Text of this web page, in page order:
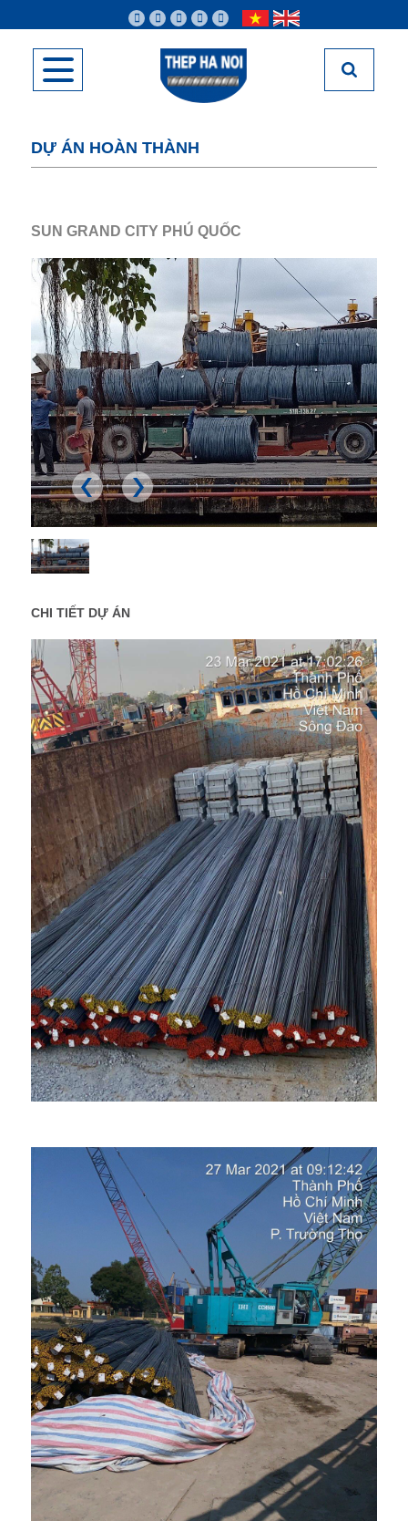
DỰ ÁN HOÀN THÀNH
SUN GRAND CITY PHÚ QUỐC
CHI TIẾT DỰ ÁN